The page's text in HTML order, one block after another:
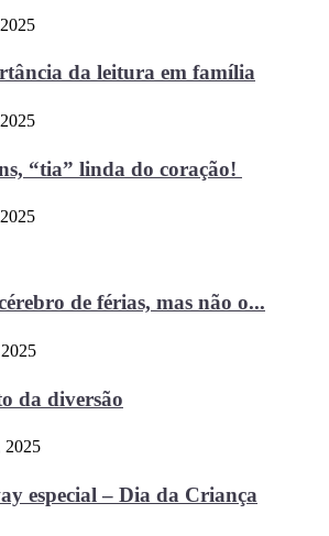
da leitura em família
“tia” linda do coração!
de férias, mas não o...
da diversão
2025
especial – Dia da Criança